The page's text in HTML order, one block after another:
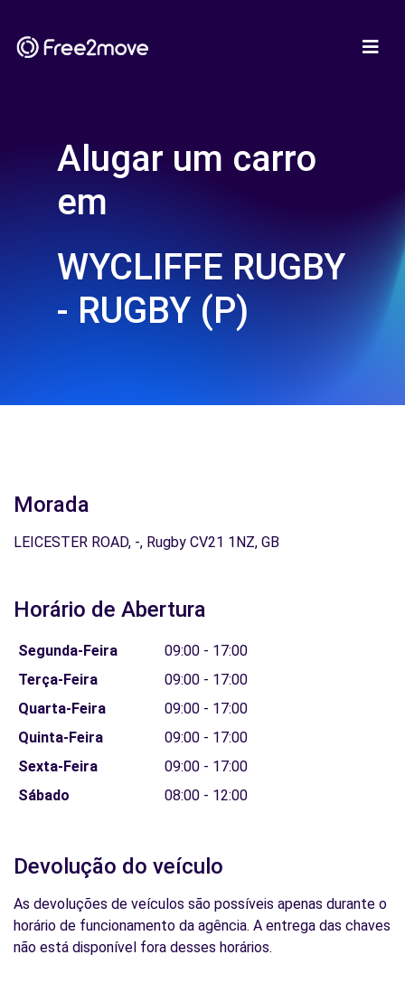
Alugar um carro
em
WYCLIFFE RUGBY
- RUGBY (P)
Morada
LEICESTER ROAD, -, Rugby CV21 1NZ, GB
Horário de Abertura
Segunda-Feira
09:00 - 17:00
Terça-Feira
09:00 - 17:00
Quarta-Feira
09:00 - 17:00
Quinta-Feira
09:00 - 17:00
Sexta-Feira
09:00 - 17:00
Sábado
08:00 - 12:00
Devolução do veículo
As devoluções de veículos são possíveis apenas durante o
horário de funcionamento da agência. A entrega das chaves
não está disponível fora desses horários.